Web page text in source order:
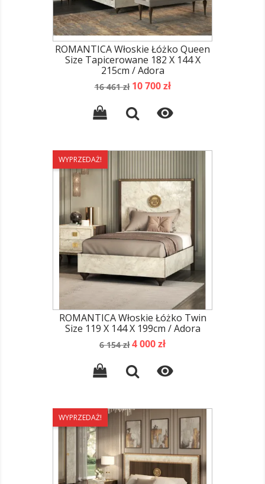
ROMANTICA Włoskie Łóżko Queen
Size Tapicerowane 182 X 144 X
215cm / Adora
Cena
16 461 zł Cena
10 700 zł

WYPRZEDAŻ!
ROMANTICA Włoskie Łóżko Twin
Size 119 X 144 X 199cm / Adora
Cena
6 154 zł Cena
4 000 zł

WYPRZEDAŻ!